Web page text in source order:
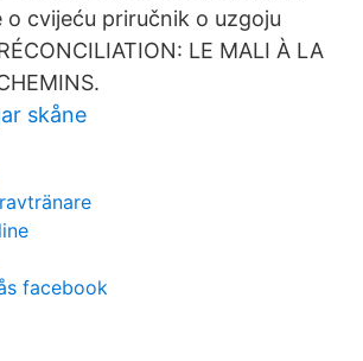
o cvijeću priručnik o uzgoju
LE MALI À LA
skåne
facebook